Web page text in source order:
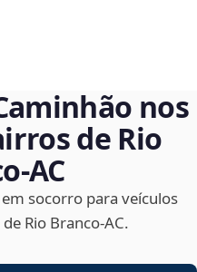
nos
de Rio
socorro para veículos
Rio Branco‑AC.